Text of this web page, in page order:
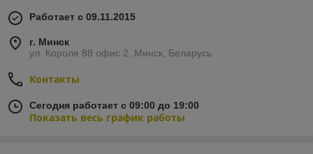
Работает с 09.11.2015
г. Минск
ул. Короля 88 офис 2, Минск, Беларусь
Контакты
Сегодня работает с 09:00 до 19:00
Показать весь график работы